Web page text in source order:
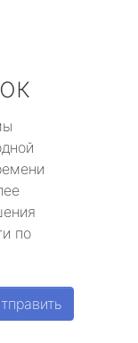
по